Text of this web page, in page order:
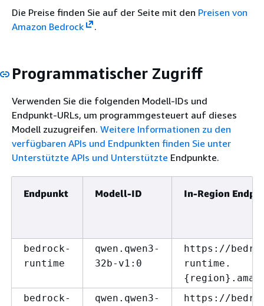
Die Preise finden Sie auf der Seite mit den Preisen von
Amazon Bedrock
.
Programmatischer Zugriff
Verwenden Sie die folgenden Modell-IDs und
Endpunkt-URLs, um programmgesteuert auf dieses
Modell zuzugreifen. Weitere Informationen zu den
verfügbaren APIs und Endpunkten finden Sie unter
Unterstützte APIs und Unterstützte Endpunkte.
Endpunkt Modell-ID In-Region
bedrock-
runtime
qwen.qwen3-
32b-v1:0
https://
runtime.
{
bedrock-
qwen.qwen3-
https://